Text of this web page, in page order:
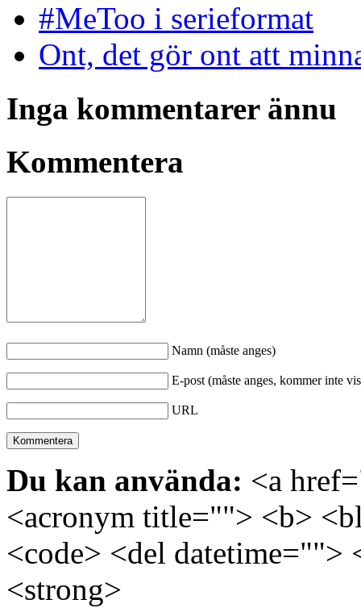
#MeToo i serieformat
Ont, det gör ont att
Inga kommentarer ännu
Kommentera
Namn (måste anges)
E-post (måste anges, kommer inte
URL
Du kan använda: <a
<acronym title=""> <b>
<code> <del
<strong>